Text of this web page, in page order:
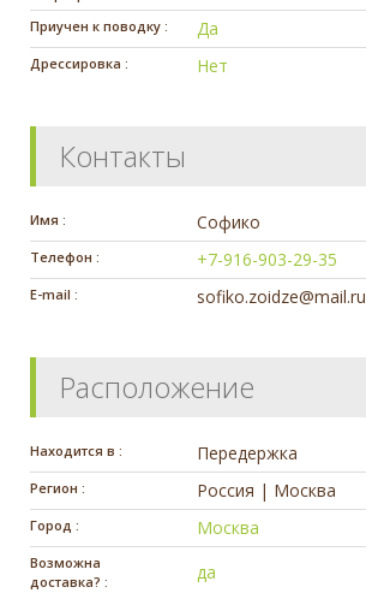
Приучен к поводку : Да
Дрессировка : Нет
Контакты
Имя : Софико
Телефон : +7-916-903-29-35
E-mail : sofiko.zoidze@mail.ru
Расположение
Находится в : Передержка
Регион : Россия | Москва
Город : Москва
Возможна
доставка? :
да